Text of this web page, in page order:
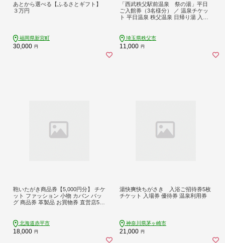
あとから選べる【ふるさとギフト】
３万円
福岡県新宮町
30,000 円
「西武秩父駅前温泉 祭の湯」平日
ご入館券（3名様分） ／ 温泉チケッ
ト 平日温泉 秩父温泉 日帰り湯 入館
フレッシュ クーポン 3名分 家族おで
かけ 休日プラン ボディケア チケッ
ト 温泉施設 埼玉県 No.130
埼玉県秩父市
11,000 円
鞄いたがき商品券【5,000円分】 チケ
ット ファッション 小物 カバン バッ
グ 商品券 革製品 お買物券 直営店5店
北海道赤平市
18,000 円
湯快爽快ちがさき 入浴ご招待券5枚
チケット 入場券 優待券 温泉利用券
神奈川県茅ヶ崎市
21,000 円